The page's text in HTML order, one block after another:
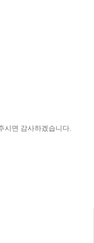
시면 감사하겠습니다.